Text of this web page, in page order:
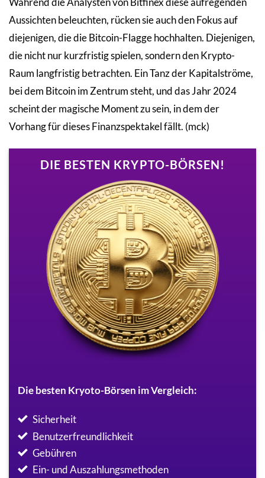
Aussichten beleuchten, rücken sie auch den Fokus auf
diejenigen, die die Bitcoin-Flagge hochhalten. Diejenigen,
die nicht nur kurzfristig spielen, sondern den Krypto-
Raum langfristig betrachten. Ein Tanz der Kapitalströme,
bei dem Bitcoin im Zentrum steht, und das Jahr 2024
scheint der magische Moment zu sein, in dem der
Vorhang für dieses Finanzspektakel fällt. (mck)
DIE BESTEN KRYPTO-BÖRSEN!
Die besten Kryoto-Börsen im Vergleich:
Sicherheit
Benutzerfreundlichkeit
Gebühren
Ein- und Auszahlungsmethoden